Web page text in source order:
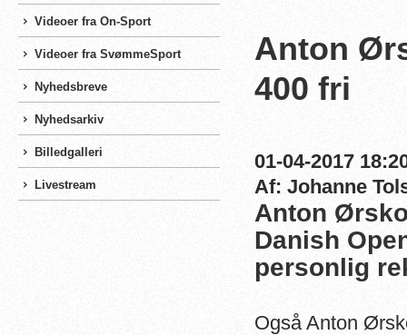
Videoer fra On-Sport
Videoer fra SvømmeSport
Nyhedsbreve
Nyhedsarkiv
Billedgalleri
Livestream
Anton
400 fri
01-04-2017
Af: Johanne
Anton
Danish
personlig
Også Anton